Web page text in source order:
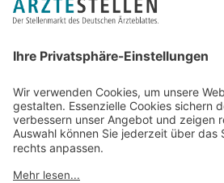
Kontakt
Datenschutz
Newsletter